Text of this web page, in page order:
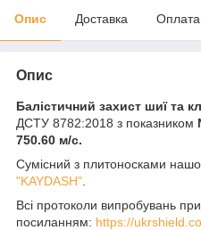
Опис Доставка Оплата
Опис
Балістичний захист шиї та
ДСТУ 8782:2018 з показником
750.60 м/с.
Сумісний з плитоносками
"KAYDASH"
Всі протоколи випробувань
посиланням: https://